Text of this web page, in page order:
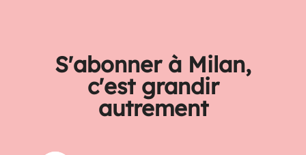
S'abonner à Milan,
c'est grandir
autrement